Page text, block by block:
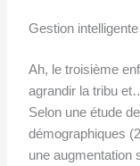
Gestion
Ah, le troisième
agrandir la tribu
Selon une étude
démographiques
une augmentation